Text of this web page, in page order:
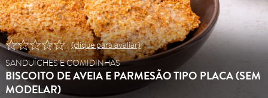
(clique para avaliar)
SANDUÍCHES E COMIDINHAS
BISCOITO DE AVEIA E PARMESÃO TIPO PLACA (SEM
MODELAR)